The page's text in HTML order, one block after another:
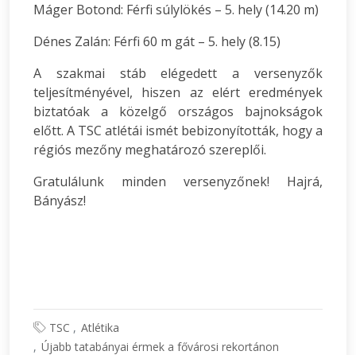
Máger Botond: Férfi súlylökés – 5. hely (14.20 m)
Dénes Zalán: Férfi 60 m gát – 5. hely (8.15)
A szakmai stáb elégedett a versenyzők
teljesítményével, hiszen az elért eredmények
biztatóak a közelgő országos bajnokságok
előtt. A TSC atlétái ismét bebizonyították, hogy a
régiós mezőny meghatározó szereplői.
Gratulálunk minden versenyzőnek! Hajrá,
Bányász!
TSC
Atlétika
Újabb tatabányai érmek a fővárosi rekortánon